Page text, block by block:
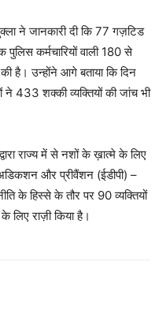
ने जानकारी दी कि 77 गज़टिड
कर्मचारियों वाली 180 से
है। उन्होंने आगे बताया कि दिन
433 शक्की व्यक्तियों की जांच भी
राज्य में से नशों के ख़ात्मे के लिए
और प्रीवैंशन (ईडीपी) –
के हिस्से के तौर पर 90 व्यक्तियों
लिए राज़ी किया है।